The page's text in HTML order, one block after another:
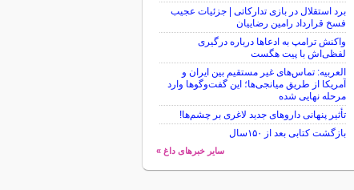
برد استقلال در بازی تدارکاتی | جزئیات عجیب
فسخ قرارداد رامین رضاییان
واکنش ترامپ به ادعاها درباره درگیری
لفظی‌اش با پیت هگست
العربیه: تماس‌های غیر مستقیم بین ایران و
آمریکا از طریق میانجی‌ها؛ این گفت‌و‌گو‌ها وارد
مرحله نهایی شده
تأثیر پنهانی داروهای جدید لاغری بر چشم‌ها!
بازگشت کتابی بعد از ۱۵۰سال
سایر خبرهای داغ »